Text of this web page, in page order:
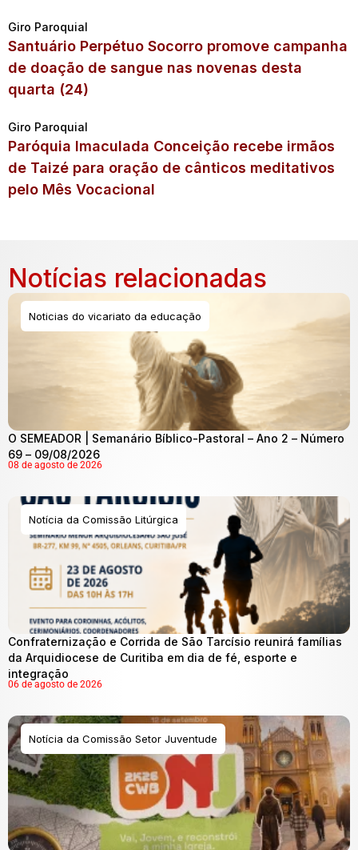
Giro Paroquial
Santuário Perpétuo Socorro promove campanha
de doação de sangue nas novenas desta
quarta (24)
Giro Paroquial
Paróquia Imaculada Conceição recebe irmãos
de Taizé para oração de cânticos meditativos
pelo Mês Vocacional
Notícias relacionadas
Noticias do vicariato da educação
O SEMEADOR | Semanário Bíblico-Pastoral – Ano 2 – Número
69 – 09/08/2026
08 de agosto de 2026
Notícia da Comissão Litúrgica
Confraternização e Corrida de São Tarcísio reunirá famílias
da Arquidiocese de Curitiba em dia de fé, esporte e
integração
06 de agosto de 2026
Notícia da Comissão Setor Juventude